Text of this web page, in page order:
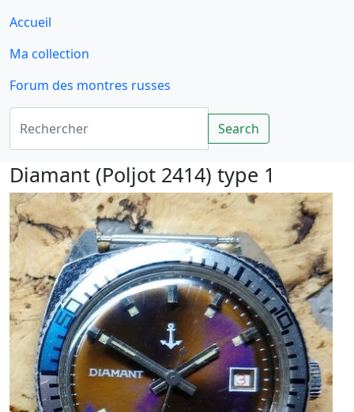
Accueil
Ma collection
Forum des montres russes
Rechercher
Search
Diamant (Poljot 2414) type 1